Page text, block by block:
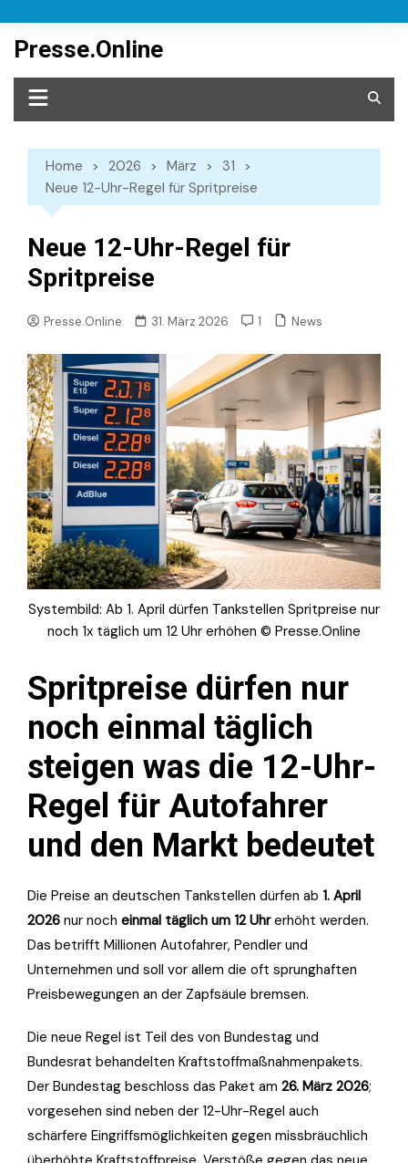
content
Presse.Online
Home 2026 März
31
Neue 12-Uhr-Regel für Spritpreise
Neue 12-Uhr-Regel für
Spritpreise
Presse.Online 31. März 2026 1 News
Systembild: Ab 1. April dürfen Tankstellen Spritpreise nur
noch 1x täglich um 12 Uhr erhöhen © Presse.Online
Spritpreise dürfen nur
noch einmal täglich
steigen was die 12-Uhr-
Regel für Autofahrer
und den Markt bedeutet
Die Preise an deutschen Tankstellen dürfen ab 1. April
2026 nur noch einmal täglich um 12 Uhrerhöht werden.
Das betrifft Millionen Autofahrer, Pendler und
Unternehmen und soll vor allem die oft sprunghaften
Preisbewegungen an der Zapfsäule bremsen.
Die neue Regel ist Teil des von Bundestag und
Bundesrat behandelten Kraftstoffmaßnahmenpakets.
Der Bundestag beschloss das Paket am 26. März 2026;
vorgesehen sind neben der 12-Uhr-Regel auch
schärfere Eingriffsmöglichkeiten gegen missbräuchlich